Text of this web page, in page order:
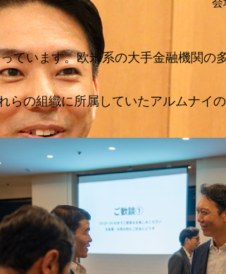
会
います。欧米系の大手金融機関の
組織に所属していたア